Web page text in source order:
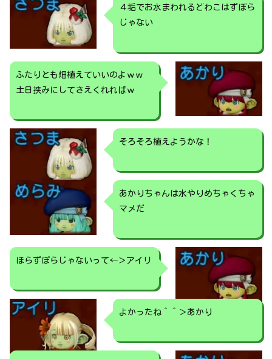
４垢でお水まわれるどわこはずぼら
じゃない
ふたりとも畑植えていいのよｗｗ
土日挟みにしてさえくれればｗ
そろそろ植えようかな！
あかりちゃんは水やりめちゃくちゃ
マメだ
ほらずぼらじゃないって←＞アイリ
よかったね＾＾＞あかり